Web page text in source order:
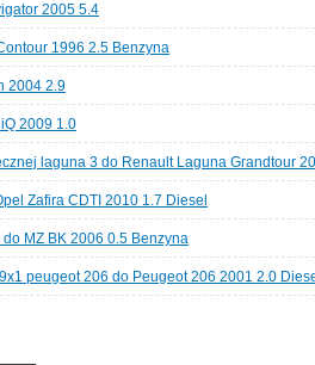
2005 5.4
1996 2.5 Benzyna
2004 2.9
2009 1.0
laguna 3 do Renault Laguna Grandtour
Zafira CDTI 2010 1.7 Diesel
MZ BK 2006 0.5 Benzyna
peugeot 206 do Peugeot 206 2001 2.0